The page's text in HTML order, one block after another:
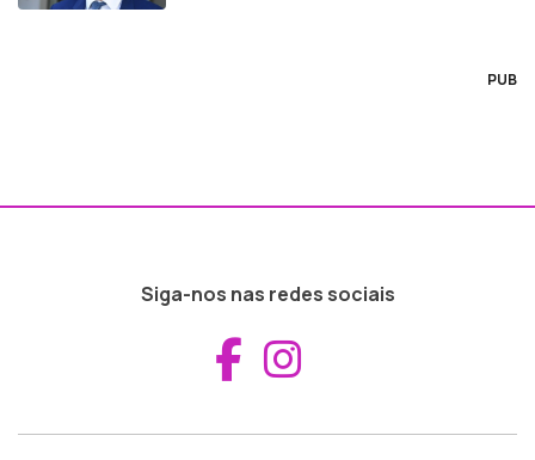
PUB
Siga-nos nas redes sociais
Aceder ao